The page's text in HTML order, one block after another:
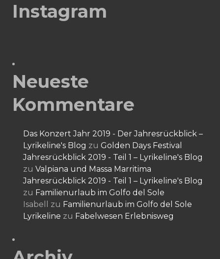
Instagram
Neueste
Kommentare
Das Konzert Jahr 2019 - Der Jahresrückblick –
Lyrikeline's Blog zu Golden Days Festival
Jahresrückblick 2019 - Teil 1 – Lyrikeline's Blog
zu Valpiana und Massa Marritima
Jahresrückblick 2019 - Teil 1 – Lyrikeline's Blog
zu Familienurlaub im Golfo del Sole
Isabell
zu Familienurlaub im Golfo del Sole
Lyrikeline zu Fabelwesen Erlebnisweg